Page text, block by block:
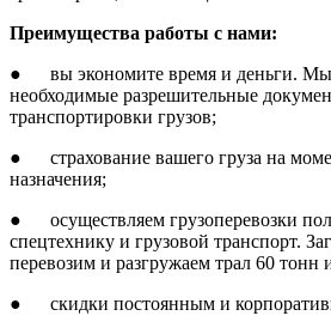
Преимущества работы с нами:
● вы экономите время и деньги. Мы
необходимые разрешительные
транспортировки грузов;
● страхование вашего груза на
назначения;
● осуществляем грузоперевозки
спецтехнику и грузовой транспорт.
перевозим и разгружаем трал 60 тонн
● скидки постоянным и